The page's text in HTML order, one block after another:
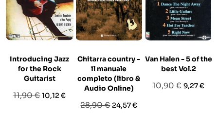
Introducing Jazz
for the Rock
Guitarist
Prezzo
11,90 €Prezzo
10,12 €
Chitarra country -
il manuale
completo (libro &
Audio Online)
Prezzo
28,90 € Prezzo
24,57 €
Van Halen - 5 of the
best Vol.2
Prezzo
10,90 € Prezzo
9,27 €